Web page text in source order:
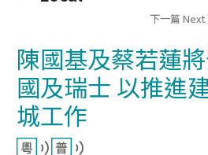
下一篇 Next
陳國基及蔡若蓮
國及瑞士 以推進
城工作